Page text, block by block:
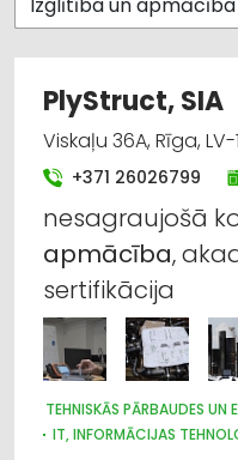
Izglītība un
Apmācība: dažādi
Darba aizsardzības
Darbā iekārtošana,
IT, Informācijas
Informatīvie
Izglītība: mūzikas
PlyStruct, SIA
Viskaļu 36A, Rīga,
+371 26026799
nesagraujošā
apmācība,
sertifikācija
TEHNISKĀS PĀRBAUDES UN
IT, INFORMĀCIJAS